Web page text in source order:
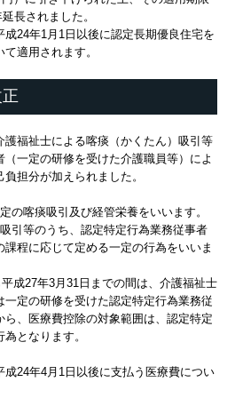
長されました。
成24年1月1日以後に認定長期優良住宅を
適用されます。
護福祉士による喀痰（かくたん）吸引等
一定の研修を受けた介護職員等）によ
担分が加えられました。
の喀痰吸引及び経管栄養をいいます。
引等のうち、認定特定行為業務従事者
程に応じて定める一定の行為をいいま
平成27年3月31日までの間は、介護福祉士
一定の研修を受けた認定特定行為業務従
、医療費控除の対象範囲は、認定特定
となります。
成24年4月1日以後に支払う医療費につい